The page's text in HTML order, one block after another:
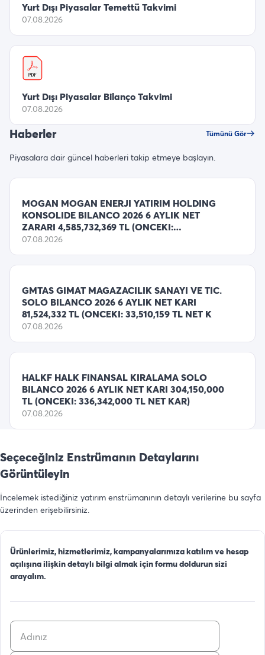
Yurt Dışı Piyasalar Temettü Takvimi
07.08.2026
Yurt Dışı Piyasalar Bilanço Takvimi
07.08.2026
Haberler Tümünü Gör
Piyasalara dair güncel haberleri takip etmeye başlayın.
MOGAN MOGAN ENERJI YATIRIM HOLDING
KONSOLIDE BILANCO 2026 6 AYLIK NET
ZARARI 4,585,732,369 TL (ONCEKI:
5,580,728,109
07.08.2026
GMTAS GIMAT MAGAZACILIK SANAYI VE TIC.
SOLO BILANCO 2026 6 AYLIK NET KARI
81,524,332 TL (ONCEKI: 33,510,159 TL NET K
07.08.2026
HALKF HALK FINANSAL KIRALAMA SOLO
BILANCO 2026 6 AYLIK NET KARI 304,150,000
TL (ONCEKI: 336,342,000 TL NET KAR)
07.08.2026
Seçeceğiniz Enstrümanın Detaylarını
Görüntüleyin
İncelemek istediğiniz yatırım enstrümanının detaylı verilerine bu sayfa
üzerinden erişebilirsiniz.
Ürünlerimiz, hizmetlerimiz, kampanyalarımıza katılım ve hesap
açılışına ilişkin detaylı bilgi almak için formu doldurun sizi
arayalım.